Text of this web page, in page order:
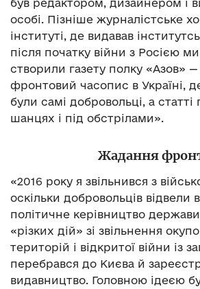
був редактором, дизайнером і
особі. Пізніше журналістське
інституті, де видавав
після початку війни з Росією
створили газету полку «Азов»
фронтовий часопис в Україні,
були самі добровольці, а
шанцях і під обстрілами».
Жадання
«2016 року я звільнився з
оскільки добровольців відвели
політичне керівництво
«різких дій» зі звільнення
територій і відкритої війни із
перебрався до Києва й
видавництво. Головною ідеєю